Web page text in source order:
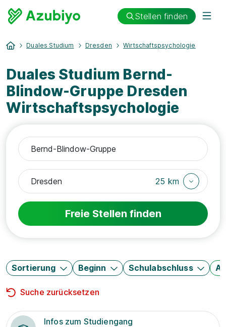
Stellen finden
Duales Studium Dresden Wirtschaftspsychologie
Duales Studium Bernd-
Blindow-Gruppe Dresden
Wirtschaftspsychologie
25 km
Freie Stellen finden
Sortierung Beginn Schulabschluss
Suche zurücksetzen
Infos zum Studiengang